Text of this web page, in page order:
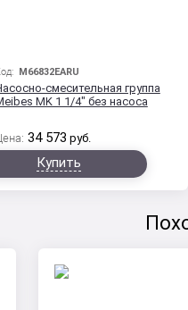
M66832EARU
смесительная группа
MK 1 1/4" без насоса
34 573 руб.
Купить